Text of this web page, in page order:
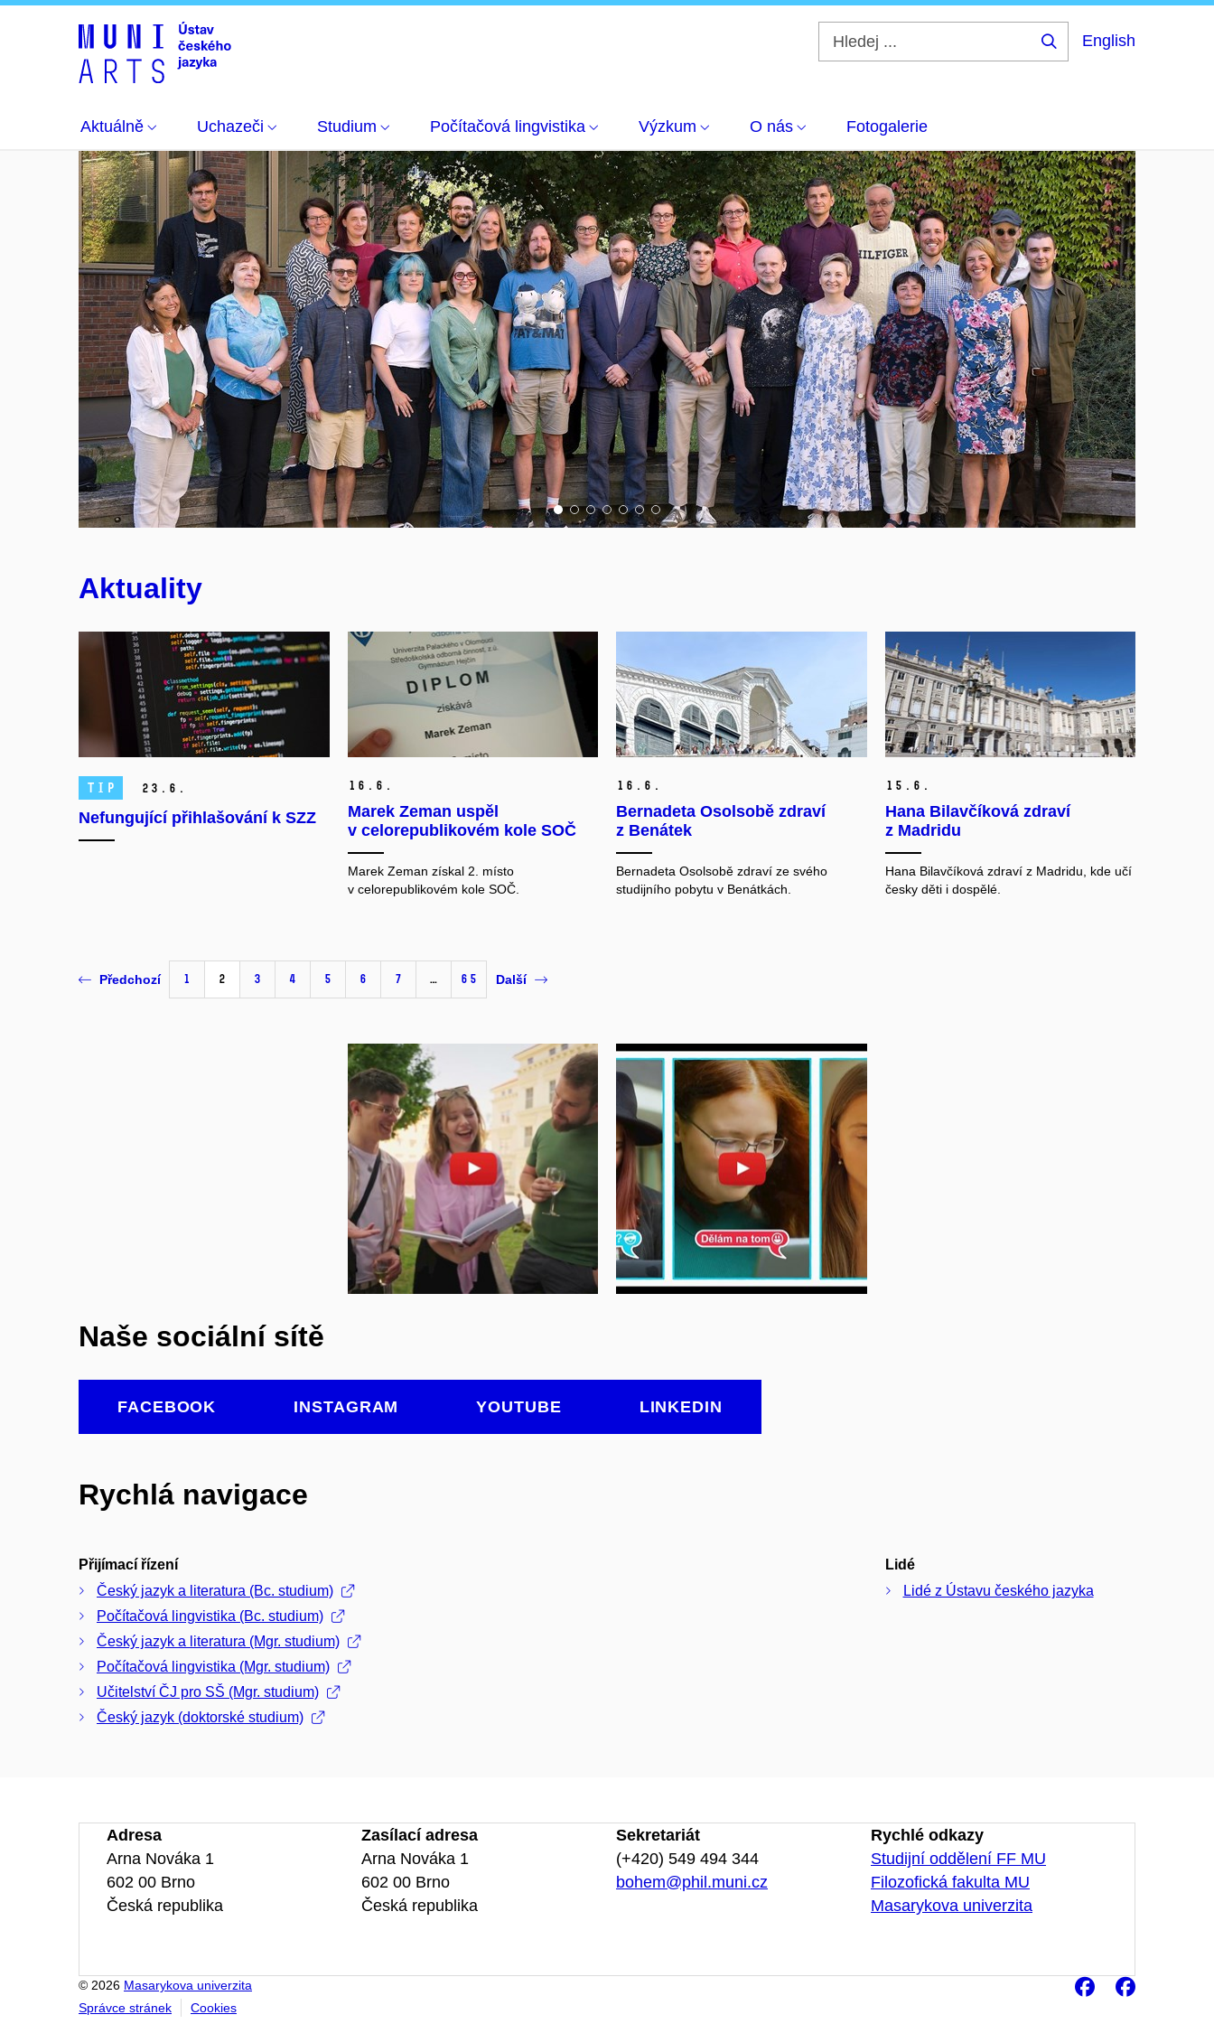
English
Aktuálně Uchazeči Studium Počítačová lingvistika Výzkum O nás Fotogalerie
Noc vědců 2025
Aktuality
TIP 23. 6.
Nefungující přihlašování k SZZ
16. 6.
Marek Zeman uspěl
v celorepublikovém kole SOČ
Marek Zeman získal 2. místo
v celorepublikovém kole SOČ.
16. 6.
Bernadeta Osolsobě zdraví
z Benátek
Bernadeta Osolsobě zdraví ze svého
studijního pobytu v Benátkách.
15. 6.
Hana Bilavčíková zdraví
z Madridu
Hana Bilavčíková zdraví z Madridu, kde učí
česky děti i dospělé.
Předchozí 1 2 3 4 5 6 7 … 65 Další
Povolit cookies a přehrát
Otevřít na youtube.com
Povolit cookies a přehrát
Otevřít na youtube.com
Naše sociální sítě
FACEBOOK INSTAGRAM YOUTUBE LINKEDIN
Rychlá navigace
Přijímací řízení
Český jazyk a literatura (Bc. studium)
Počítačová lingvistika (Bc. studium)
Český jazyk a literatura (Mgr. studium)
Počítačová lingvistika (Mgr. studium)
Učitelství ČJ pro SŠ (Mgr. studium)
Český jazyk (doktorské studium)
Lidé
Lidé z Ústavu českého jazyka
Adresa
Arna Nováka 1
602 00 Brno
Česká republika
Zasílací adresa
Arna Nováka 1
602 00 Brno
Česká republika
Sekretariát
(+420) 549 494 344
bohem@phil.muni.cz
Rychlé odkazy
Studijní oddělení FF MU
Filozofická fakulta MU
Masarykova univerzita
© 2026 Masarykova univerzita
Správce stránek
Cookies
Facebook